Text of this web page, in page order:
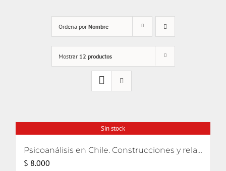
Ordena por Nombre
Mostrar 12 productos
Sin stock
Psicoanálisis en Chile. Construcciones y relatos
$ 8.000